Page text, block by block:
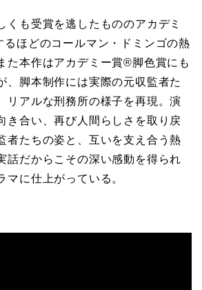
くも受賞を逃したもののアカデミ
ほどのコールマン・ドミンゴの熱
た本作はアカデミー賞®脚色賞にも
、脚本制作には実際の元収監者た
リアルな刑務所の様子を再現。演
き合い、再び人間らしさを取り戻
者たちの姿と、互いを支え合う熱
話だからこその深い感動を得られ
マに仕上がっている。